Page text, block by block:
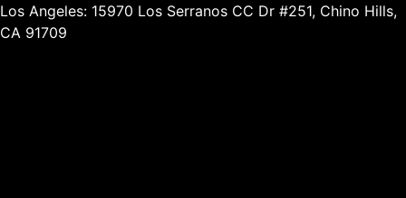
Los Angeles: 15970 Los Serranos CC Dr #251, Chino Hills,
CA 91709